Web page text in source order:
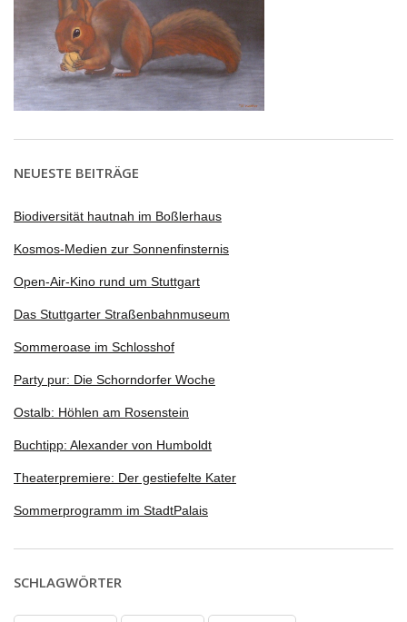
NEUESTE BEITRÄGE
Biodiversität hautnah im Boßlerhaus
Kosmos-Medien zur Sonnenfinsternis
Open-Air-Kino rund um Stuttgart
Das Stuttgarter Straßenbahnmuseum
Sommeroase im Schlosshof
Party pur: Die Schorndorfer Woche
Ostalb: Höhlen am Rosenstein
Buchtipp: Alexander von Humboldt
Theaterpremiere: Der gestiefelte Kater
Sommerprogramm im StadtPalais
SCHLAGWÖRTER